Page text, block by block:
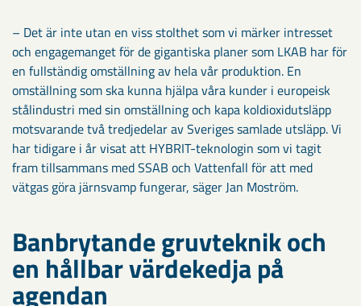
– Det är inte utan en viss stolthet som vi märker intresset
och engagemanget för de gigantiska planer som LKAB har för
en fullständig omställning av hela vår produktion. En
omställning som ska kunna hjälpa våra kunder i europeisk
stålindustri med sin omställning och kapa koldioxidutsläpp
motsvarande två tredjedelar av Sveriges samlade utsläpp. Vi
har tidigare i år visat att HYBRIT-teknologin som vi tagit
fram tillsammans med SSAB och Vattenfall för att med
vätgas göra järnsvamp fungerar, säger Jan Moström.
Banbrytande gruvteknik och
en hållbar värdekedja på
agendan